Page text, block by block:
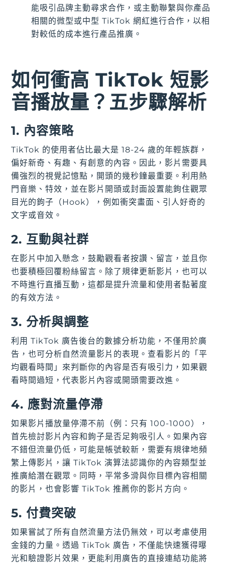
能吸引品牌主動尋求合作，或主動聯繫與你產品
相關的微型或中型 TikTok 網紅進行合作，以相
對較低的成本進行產品推廣。
如何衝高 TikTok 短影
音播放量？五步驟解析
1. 內容策略
TikTok 的使用者佔比最大是 18-24 歲的年輕族群，
偏好新奇、有趣、有創意的內容。因此，影片需要具
備強烈的視覺記憶點，開頭的幾秒鐘最重要。利用熱
門音樂、特效，並在影片開頭或封面設置能鉤住觀眾
目光的鉤子（Hook），例如衝突畫面、引人好奇的
文字或音效。
2. 互動與社群
在影片中加入懸念，鼓勵觀看者按讚、留言，並且你
也要積極回覆粉絲留言。除了規律更新影片，也可以
不時進行直播互動，這都是提升流量和使用者黏著度
的有效方法。
3. 分析與調整
利用 TikTok 廣告後台的數據分析功能，不僅用於廣
告，也可分析自然流量影片的表現。查看影片的「平
均觀看時間」來判斷你的內容是否有吸引力，如果觀
看時間過短，代表影片內容或開頭需要改進。
4. 應對流量停滯
如果影片播放量停滯不前（例：只有 100-1000），
首先檢討影片內容和鉤子是否足夠吸引人。如果內容
不錯但流量仍低，可能是帳號較新，需要有規律地頻
繁上傳影片，讓 TikTok 演算法認識你的內容類型並
推廣給潛在觀眾。同時，平常多滑與你目標內容相關
的影片，也會影響 TikTok 推薦你的影片方向。
5. 付費突破
如果嘗試了所有自然流量方法仍無效，可以考慮使用
金錢的力量。透過 TikTok 廣告，不僅能快速獲得曝
光和驗證影片效果，更能利用廣告的直接連結功能將